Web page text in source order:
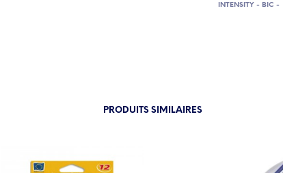
INTENSITY - BIC -
PRODUITS SIMILAIRES